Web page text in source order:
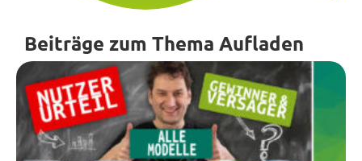
Beiträge zum Thema Aufladen